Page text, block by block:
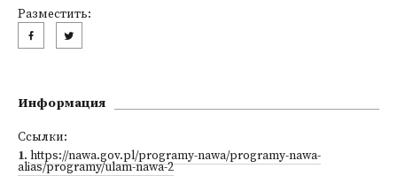
Разместить:
Информация
Ссылки:
1. https://nawa.gov.pl/programy-nawa/programy-nawa-
alias/programy/ulam-nawa-2